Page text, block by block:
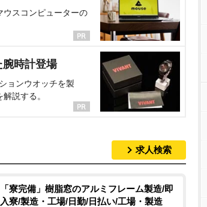
ウスコンピューターの
腕時計登場
ョンウオッチを製
説する。
求人検索
「寮完備」樹脂窓のアルミフレーム製造/即
入寮/製造・工場/日勤/日払い/工場・製造